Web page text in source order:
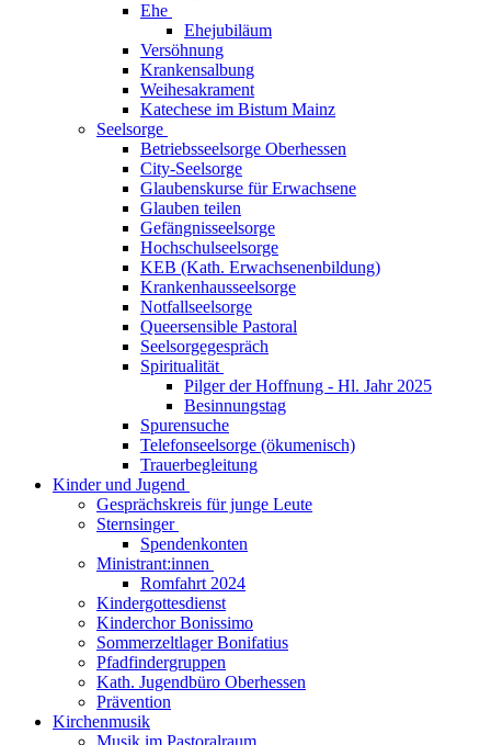
Ehe
Ehejubiläum
Versöhnung
Krankensalbung
Weihesakrament
Katechese im Bistum Mainz
Seelsorge
Betriebsseelsorge Oberhessen
City-Seelsorge
Glaubenskurse für Erwachsene
Glauben teilen
Gefängnisseelsorge
Hochschulseelsorge
KEB (Kath. Erwachsenenbildung)
Krankenhausseelsorge
Notfallseelsorge
Queersensible Pastoral
Seelsorgegespräch
Spiritualität
Pilger der Hoffnung - Hl. Jahr 2025
Besinnungstag
Spurensuche
Telefonseelsorge (ökumenisch)
Trauerbegleitung
Kinder und Jugend
Gesprächskreis für junge Leute
Sternsinger
Spendenkonten
Ministrant:innen
Romfahrt 2024
Kindergottesdienst
Kinderchor Bonissimo
Sommerzeltlager Bonifatius
Pfadfindergruppen
Kath. Jugendbüro Oberhessen
Prävention
Kirchenmusik
Musik im Pastoralraum